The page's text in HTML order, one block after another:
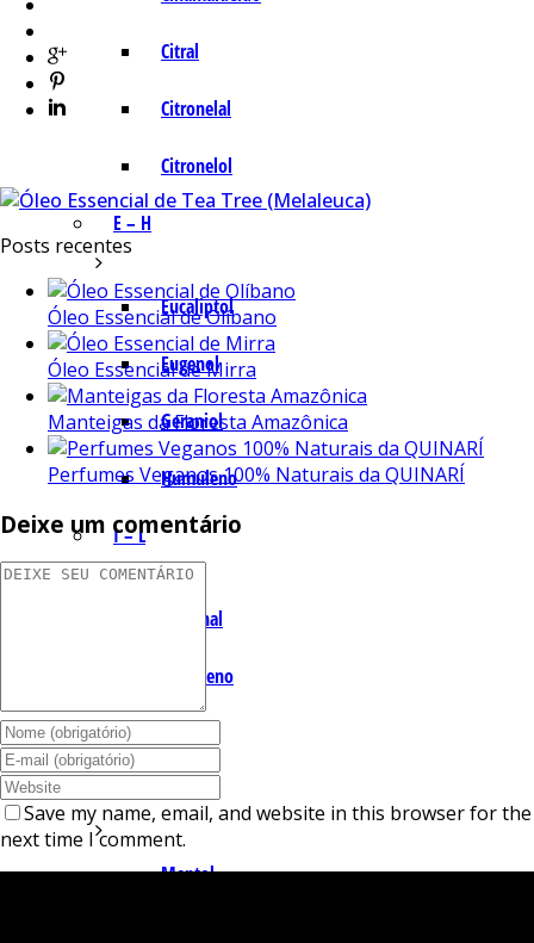
Citral
Citronelal
Citronelol
E – H
Eucaliptol
Eugenol
Geraniol
Humuleno
I – L
Lemonal
Limoneno
Mentol
Posts recentes
Óleo Essencial de Olíbano
Óleo Essencial de Mirra
Manteigas da Floresta Amazônica
Perfumes Veganos 100% Naturais da QUINARÍ
Deixe um comentário
Save my name, email, and website in this browser for the
next time I comment.